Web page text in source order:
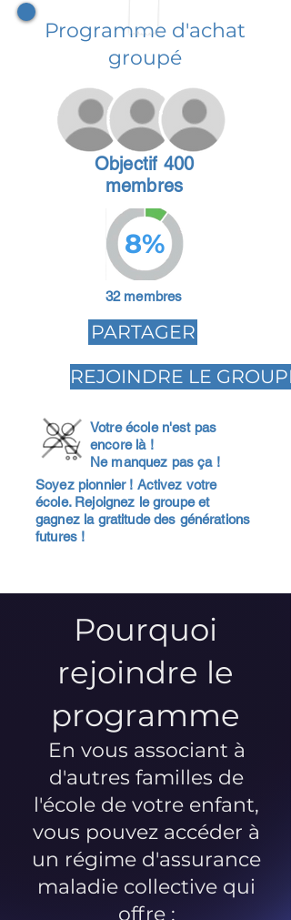
Programme d'achat
groupé
Objectif 400
membres
8%
32 membres
PARTAGER
REJOINDRE LE GROUPE
Votre école n'est pas
encore là !
Ne manquez pas ça !
Soyez pionnier ! Activez votre
école. Rejoignez le groupe et
gagnez la gratitude des générations
futures !
Pourquoi
rejoindre le
programme
En vous associant à
d'autres familles de
l'école de votre enfant,
vous pouvez accéder à
un régime d'assurance
maladie collective qui
offre :